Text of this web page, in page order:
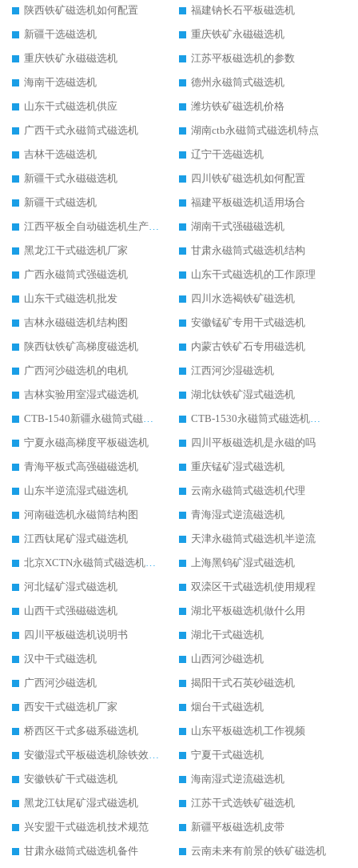
陕西铁矿磁选机如何配置
福建钠长石平板磁选机
新疆干选磁选机
重庆铁矿永磁磁选机
重庆铁矿永磁磁选机
江苏平板磁选机的参数
海南干选磁选机
德州永磁筒式磁选机
山东干式磁选机供应
潍坊铁矿磁选机价格
广西干式永磁筒式磁选机
湖南ctb永磁筒式磁选机特点
吉林干选磁选机
辽宁干选磁选机
新疆干式永磁磁选机
四川铁矿磁选机如何配置
新疆干式磁选机
福建平板磁选机适用场合
江西平板全自动磁选机生产厂家
湖南干式强磁磁选机
黑龙江干式磁选机厂家
甘肃永磁筒式磁选机结构
广西永磁筒式强磁选机
山东干式磁选机的工作原理
山东干式磁选机批发
四川水选褐铁矿磁选机
吉林永磁磁选机结构图
安徽锰矿专用干式磁选机
陕西钛铁矿高梯度磁选机
内蒙古铁矿石专用磁选机
广西河沙磁选机的电机
江西河沙湿磁选机
吉林实验用室湿式磁选机
湖北钛铁矿湿式磁选机
CTB-1540新疆永磁筒式磁选机
CTB-1530永磁筒式磁选机代理商
宁夏永磁高梯度平板磁选机
四川平板磁选机是永磁的吗
青海平板式高强磁磁选机
重庆锰矿湿式磁选机
山东半逆流湿式磁选机
云南永磁筒式磁选机代理
河南磁选机永磁筒结构图
青海湿式逆流磁选机
江西钛尾矿湿式磁选机
天津永磁筒式磁选机半逆流
北京XCTN永磁筒式磁选机磁块位置
上海黑钨矿湿式磁选机
河北锰矿湿式磁选机
双滦区干式磁选机使用规程
山西干式强磁磁选机
湖北平板磁选机做什么用
四川平板磁选机说明书
湖北干式磁选机
汉中干式磁选机
山西河沙磁选机
广西河沙磁选机
揭阳干式石英砂磁选机
西安干式磁选机厂家
烟台干式磁选机
桥西区干式多磁系磁选机
山东平板磁选机工作视频
安徽湿式平板磁选机除铁效果怎么样
宁夏干式磁选机
安徽铁矿干式磁选机
海南湿式逆流磁选机
黑龙江钛尾矿湿式磁选机
江苏干式选铁矿磁选机
兴安盟干式磁选机技术规范
新疆平板磁选机皮带
甘肃永磁筒式磁选机备件
云南未来有前景的铁矿磁选机